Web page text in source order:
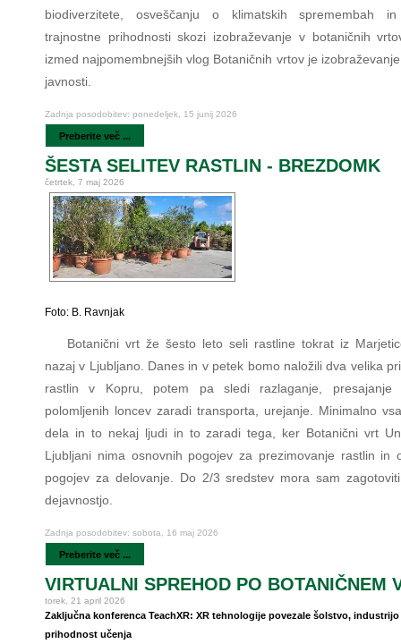
biodiverzitete, osveščanju o klimatskih spremembah
trajnostne prihodnosti skozi izobraževanje v botaničnih
izmed najpomembnejših vlog Botaničnih vrtov je
javnosti.
Zadnja posodobitev: ponedeljek, 15 junij 2026
Preberite več ...
ŠESTA SELITEV RASTLIN - BREZDOMK
četrtek, 7 maj 2026
Foto: B. Ravnjak
Botanični vrt že šesto leto seli rastline tokrat iz
nazaj v Ljubljano. Danes in v petek bomo naložili dva velika
rastlin v Kopru, potem pa sledi razlaganje, presajanje
polomljenih loncev zaradi transporta, urejanje. Minimalno
dela in to nekaj ljudi in to zaradi tega, ker Botanični vrt
Ljubljani nima osnovnih pogojev za prezimovanje rastlin in
pogojev za delovanje. Do 2/3 sredstev mora sam
dejavnostjo.
Zadnja posodobitev: sobota, 16 maj 2026
Preberite več ...
VIRTUALNI SPREHOD PO BOTANIČNEM
torek, 21 april 2026
Zaključna konferenca TeachXR: XR tehnologije povezale šolstvo,
prihodnost učenja